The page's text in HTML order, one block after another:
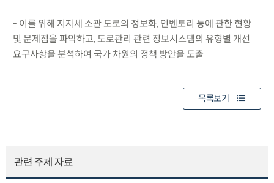
- 이를 위해 지자체 소관 도로의 정보화, 인벤토리 등에 관한 현황
및 문제점을 파악하고, 도로관리 관련 정보시스템의 유형별 개선
요구사항을 분석하여 국가 차원의 정책 방안을 도출
목록보기
관련 주제 자료